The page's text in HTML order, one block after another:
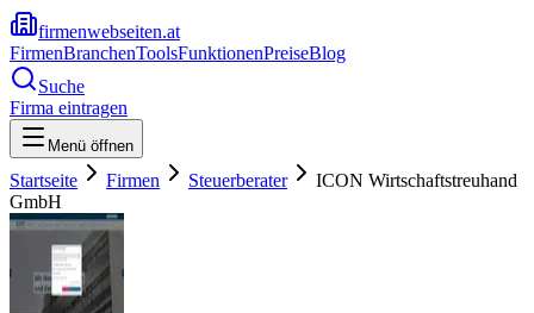
firmenwebseiten.at
FirmenBranchenToolsFunktionenPreiseBlog
Suche
Firma eintragen
Menü öffnen
Startseite Firmen Steuerberater
ICON Wirtschaftstreuhand
GmbH